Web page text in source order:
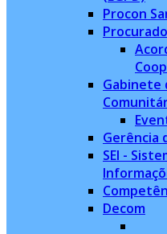
Procon
Gabinete
Gerência
SEI -
Decom